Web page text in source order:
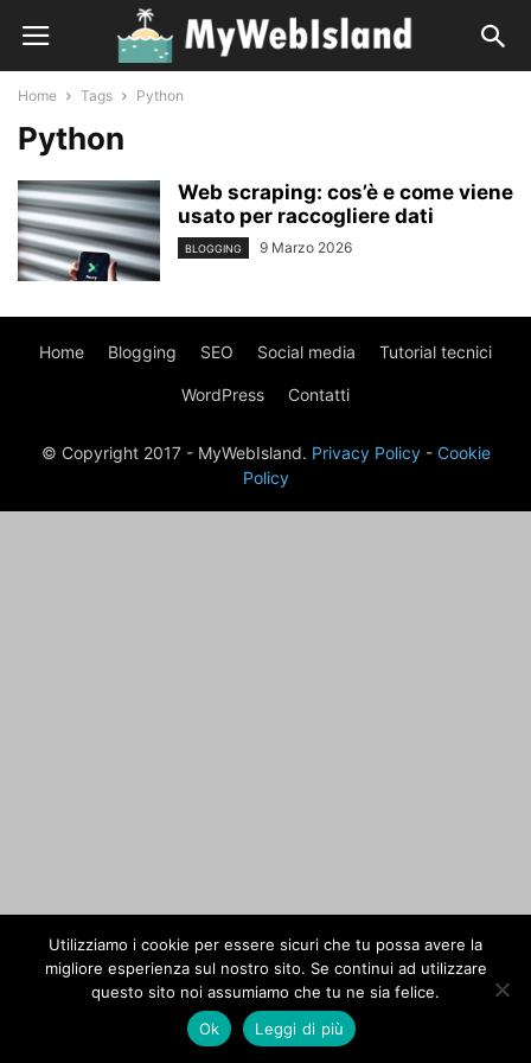
Home Tags Python
Python
Web scraping: cos’è e come viene
usato per raccogliere dati
BLOGGING 9 Marzo 2026
Home Blogging SEO Social media Tutorial tecnici
WordPress Contatti
© Copyright 2017 - MyWebIsland. Privacy Policy- Cookie
Policy
Utilizziamo i cookie per essere sicuri che tu possa avere la
migliore esperienza sul nostro sito. Se continui ad utilizzare
questo sito noi assumiamo che tu ne sia felice.
Ok
Leggi di più